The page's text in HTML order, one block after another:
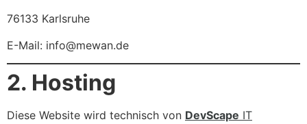
76133 Karlsruhe
E-Mail: info@mewan.de
2. Hosting
Diese Website wird technisch von DevScape IT